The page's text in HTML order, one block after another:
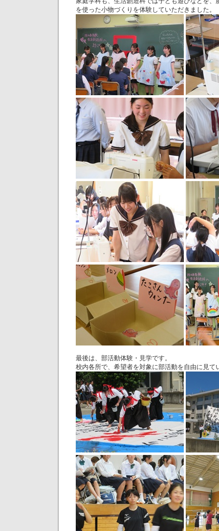
を使った小物づくりを体験していただきました。
最後は、部活動体験・見学です。
校内各所で、希望者を対象に部活動を自由に見て